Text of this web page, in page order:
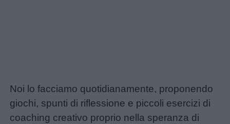
Noi lo facciamo quotidianamente, proponendo
giochi, spunti di riflessione e piccoli esercizi di
coaching creativo proprio nella speranza di